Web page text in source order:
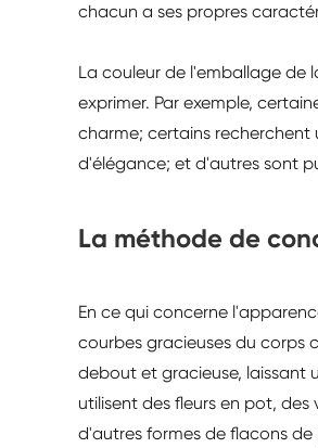
chacun a ses propres
La couleur de l'emballage de
exprimer. Par exemple,
charme; certains
d'élégance; et d'autres sont
La méthode de
En ce qui concerne
courbes gracieuses du corps
debout et gracieuse, laissant
utilisent des fleurs en pot,
d'autres formes de flacons